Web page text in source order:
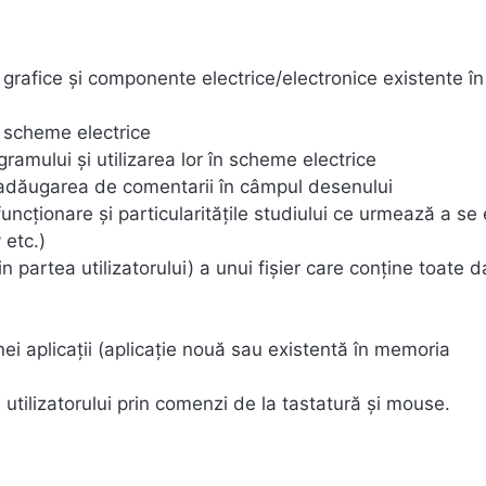
şi componente electrice/electronice existente în
electrice
şi utilizarea lor în scheme electrice
de comentarii în câmpul desenului
şi particularităţile studiului ce urmează a se
etc.)
partea utilizatorului) a unui fişier care conţine toate
aplicaţii (aplicaţie nouă sau existentă în memoria
prin comenzi de la tastatură şi mouse.